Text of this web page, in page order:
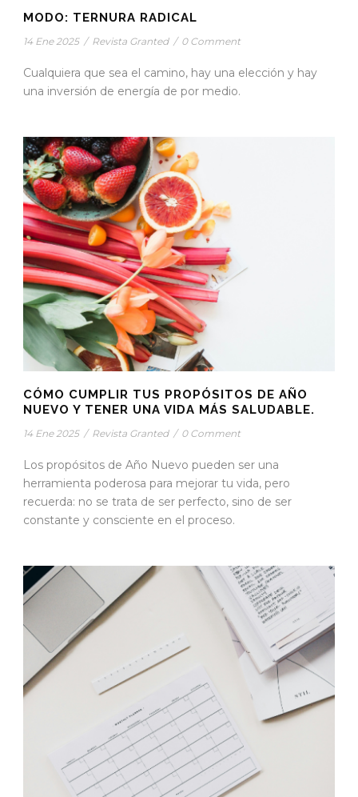
MODO: TERNURA RADICAL
14 Ene 2025 / Revista Granted / 0 Comment
Cualquiera que sea el camino, hay una elección y hay
una inversión de energía de por medio.
CÓMO CUMPLIR TUS PROPÓSITOS DE AÑO
NUEVO Y TENER UNA VIDA MÁS SALUDABLE.
14 Ene 2025 / Revista Granted / 0 Comment
Los propósitos de Año Nuevo pueden ser una
herramienta poderosa para mejorar tu vida, pero
recuerda: no se trata de ser perfecto, sino de ser
constante y consciente en el proceso.